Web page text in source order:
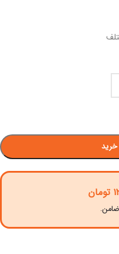
خرید
تومان